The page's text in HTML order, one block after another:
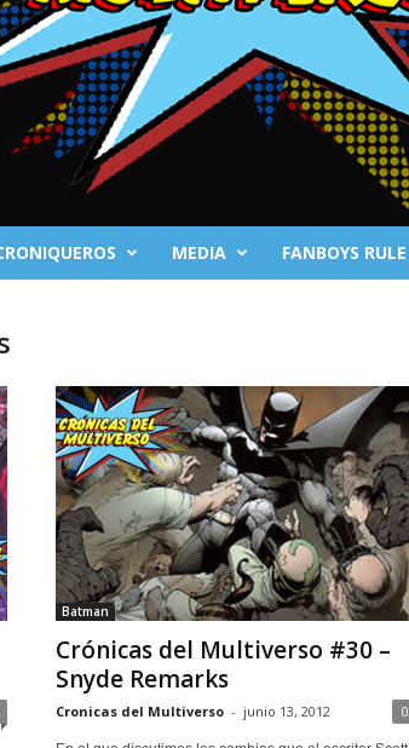
MEDIA FANBOYS RULE
Batman
Crónicas del Multiverso #30 –
Snyde Remarks
Cronicas del Multiverso - junio 13, 2012 0